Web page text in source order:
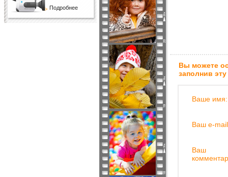
Подробнее
Вы можете
заполнив
Ваше имя:
Ваш e-
Ваш